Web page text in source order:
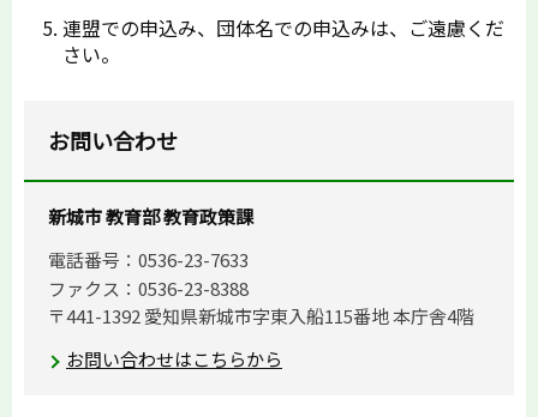
連盟での申込み、団体名での申込みは、ご遠慮くだ
さい。
お問い合わせ
新城市 教育部 教育政策課
電話番号：0536-23-7633
ファクス：0536-23-8388
〒441-1392 愛知県新城市字東入船115番地 本庁舎4階
お問い合わせはこちらから